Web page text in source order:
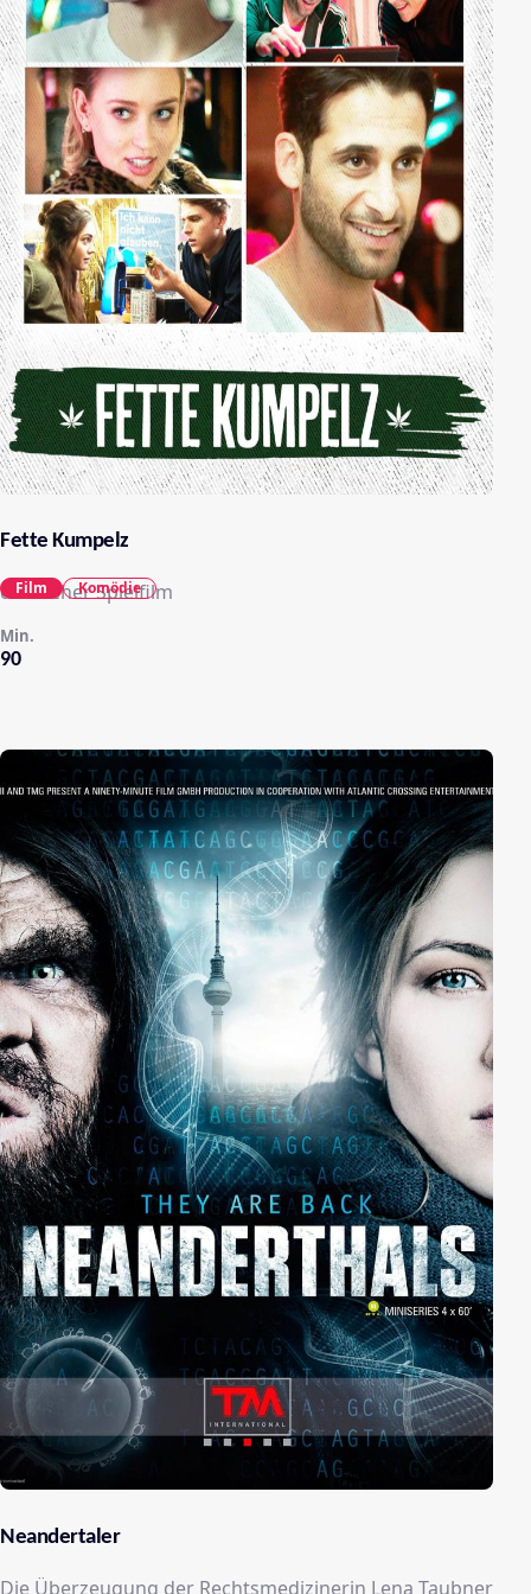
Fette Kumpelz
deutscher Spielfilm
90
Min.
Film Komödie
Neandertaler
Die Überzeugung der Rechtsmedizinerin Lena Taubner